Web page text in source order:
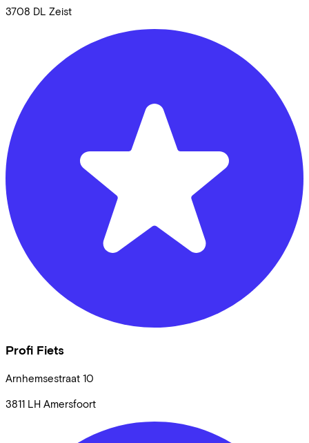
3708 DL Zeist
Profi Fiets
Arnhemsestraat 10
3811 LH Amersfoort